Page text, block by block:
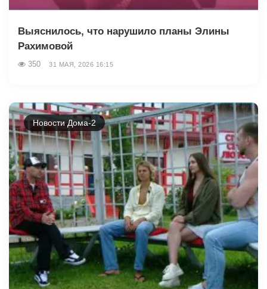
Выяснилось, что нарушило планы Элины
Рахимовой
350 31 МАЯ, 2026 16:15
Новости Дома-2